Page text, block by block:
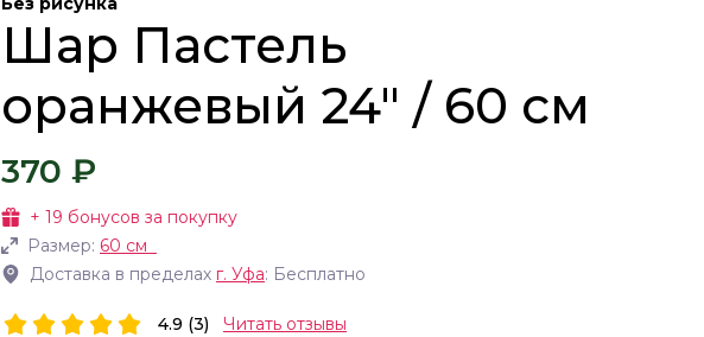
Шар Пастель
оранжевый 24" / 60 см
370 ₽
+ 19 бонусов за покупку
Размер: 60 см
Доставка в пределах г. Уфа: Бесплатно
4.9 (3) Читать отзывы